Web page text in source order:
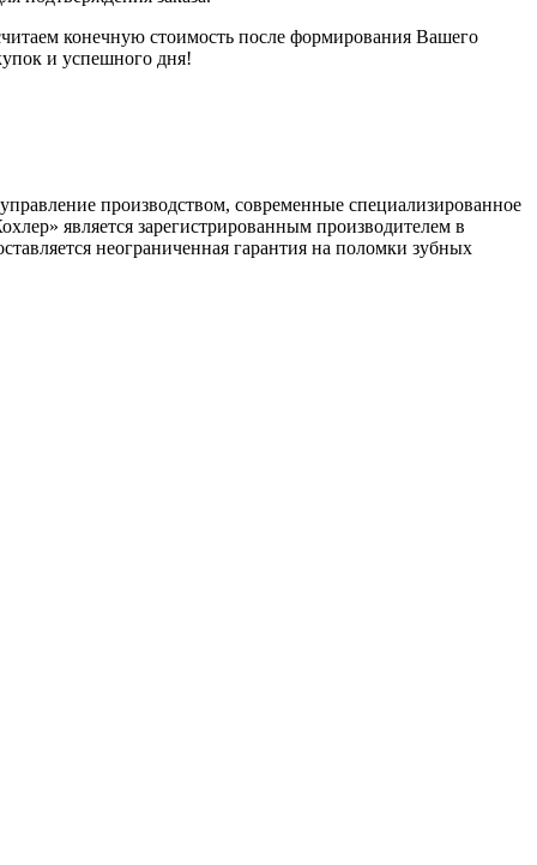
конечную стоимость после формирования Вашего
и успешного дня!
производством, современные специализированное
является зарегистрированным производителем в
неограниченная гарантия на поломки зубных